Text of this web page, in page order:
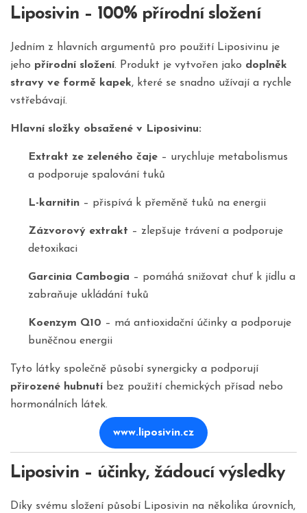
Liposivin – 100% přírodní složení
Jedním z hlavních argumentů pro použití Liposivinu je
jeho přírodní složení. Produkt je vytvořen jako doplněk
stravy ve formě kapek, které se snadno užívají a rychle
vstřebávají.
Hlavní složky obsažené v Liposivinu:
Extrakt ze zeleného čaje– urychluje metabolismus
a podporuje spalování tuků
L-karnitin– přispívá k přeměně tuků na energii
Zázvorový extrakt – zlepšuje trávení a podporuje
detoxikaci
Garcinia Cambogia – pomáhá snižovat chuť k jídlu a
zabraňuje ukládání tuků
Koenzym Q10 – má antioxidační účinky a podporuje
buněčnou energii
Tyto látky společně působí synergicky a podporují
přirozené hubnutí bez použití chemických přísad nebo
hormonálních látek.
www.liposivin.cz
Liposivin – účinky, žádoucí výsledky
Díky svému složení působí Liposivin na několika úrovních,